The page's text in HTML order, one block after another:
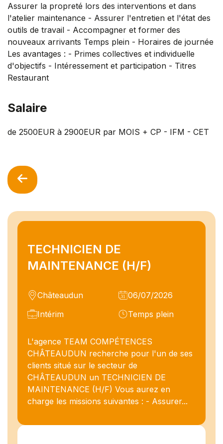
TECHNICIEN DE
MAINTENANCE (H/F)
Châteaudun
06/07/2026
Intérim
Temps plein
L'agence TEAM COMPÉTENCES
CHÂTEAUDUN recherche pour l'un de ses
clients situé sur le secteur de
CHÂTEAUDUN un TECHNICIEN DE
MAINTENANCE (H/F) Vous aurez en
charge les missions suivantes : - Assurer...
Assurer la propreté lors des interventions et dans
l'atelier maintenance - Assurer l'entretien et l'état des
outils de travail - Accompagner et former des
nouveaux arrivants Temps plein - Horaires de journée
Les avantages : - Primes collectives et individuelle
d'objectifs - Intéressement et participation - Titres
Restaurant
Salaire
de 2500EUR à 2900EUR par MOIS + CP - IFM - CET